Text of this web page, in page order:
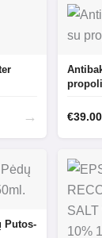
→ €39.00
Putos-